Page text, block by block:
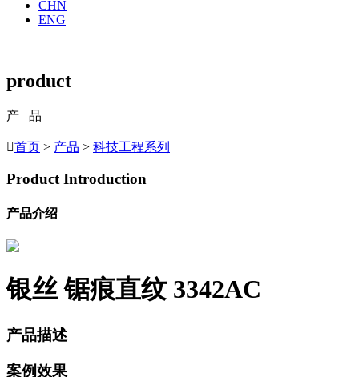
CHN
ENG
product
产 品
首页 > 产品 > 科技工程系列
Product Introduction
产品介绍
银丝 锯痕直纹3342AC
产品描述
案例效果